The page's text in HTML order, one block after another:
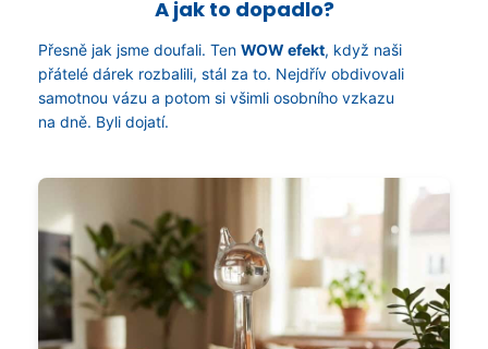
A jak to dopadlo?
Přesně jak jsme doufali. Ten WOW efekt, když naši
přátelé dárek rozbalili, stál za to. Nejdřív obdivovali
samotnou vázu a potom si všimli osobního vzkazu
na dně. Byli dojatí.